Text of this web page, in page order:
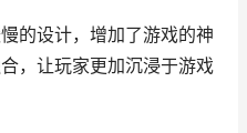
的设计，增加了游戏的神
，让玩家更加沉浸于游戏